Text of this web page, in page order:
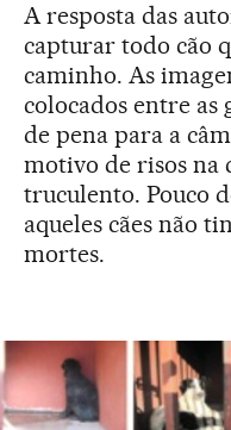
A resposta das
capturar todo cão
caminho. As
colocados entre as
de pena para a
motivo de risos na
truculento. Pouco
aqueles cães não
mortes.